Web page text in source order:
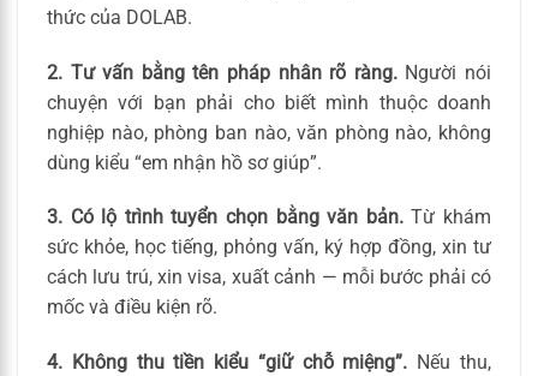
thức của DOLAB.
2. Tư vấn bằng tên pháp nhân rõ ràng.Người nói
chuyện với bạn phải cho biết mình thuộc doanh
nghiệp nào, phòng ban nào, văn phòng nào, không
dùng kiểu “em nhận hồ sơ giúp”.
3. Có lộ trình tuyển chọn bằng văn bản.Từ khám
sức khỏe, học tiếng, phỏng vấn, ký hợp đồng, xin tư
cách lưu trú, xin visa, xuất cảnh — mỗi bước phải có
mốc và điều kiện rõ.
4. Không thu tiền kiểu “giữ chỗ miệng”. Nếu thu,